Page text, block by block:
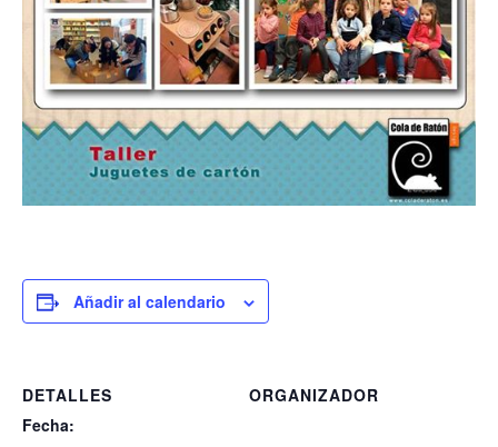
Añadir al calendario
DETALLES
Fecha:
ORGANIZADOR